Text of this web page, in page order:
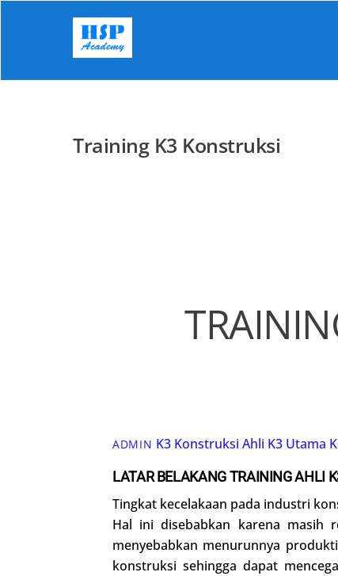
Training K3 Konstruksi
ADMIN K3 Konstruksi Ahli K3 Utama
LATAR BELAKANGTRAININGAHLI
Tingkat kecelakaan pada industri
Hal ini disebabkan karena masih
menyebabkan menurunnya
konstruksi sehingga dapat